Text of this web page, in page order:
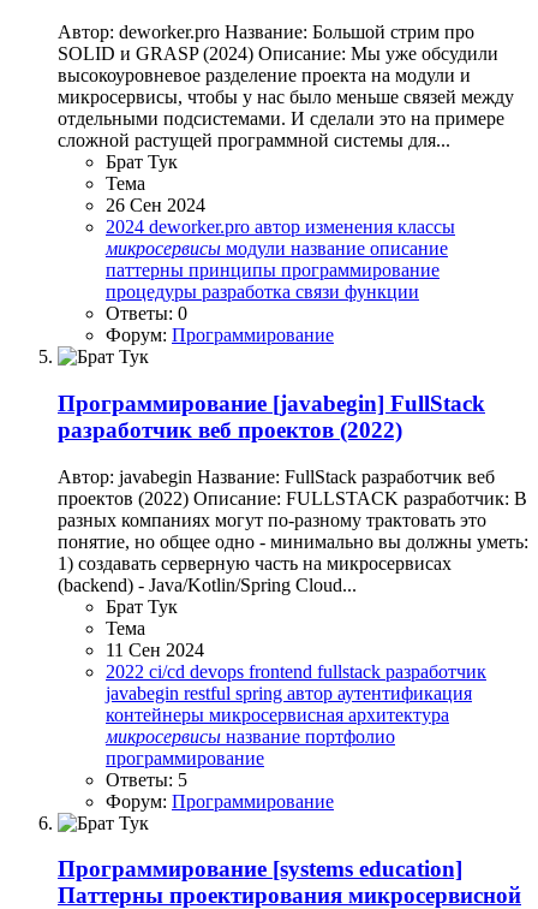
Автор: deworker.pro Название: Большой стрим про
SOLID и GRASP (2024) Описание: Мы уже обсудили
высокоуровневое разделение проекта на модули и
микросервисы, чтобы у нас было меньше связей между
отдельными подсистемами. И сделали это на примере
сложной растущей программной системы для...
Брат Тук
Тема
26 Сен 2024
2024 deworker.pro автор изменения классы
микросервисы модули название описание
паттерны принципы программирование
процедуры разработка связи функции
Ответы: 0
Форум: Программирование
Программирование [javabegin] FullStack
разработчик веб проектов (2022)
Автор: javabegin Название: FullStack разработчик веб
проектов (2022) Описание: FULLSTACK разработчик: В
разных компаниях могут по-разному трактовать это
понятие, но общее одно - минимально вы должны уметь:
1) создавать серверную часть на микросервисах
(backend) - Java/Kotlin/Spring Cloud...
Брат Тук
Тема
11 Сен 2024
2022 ci/cd devops frontend fullstack разработчик
javabegin restful spring автор аутентификация
контейнеры микросервисная архитектура
микросервисы название портфолио
программирование
Ответы: 5
Форум: Программирование
Программирование [systems education]
Паттерны проектирования микросервисной